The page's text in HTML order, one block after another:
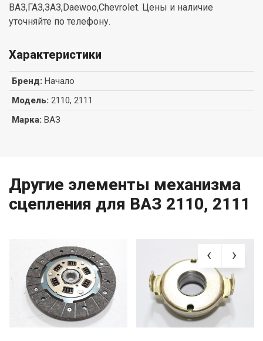
ВАЗ,ГАЗ,ЗАЗ,Daewoo,Chevrolet. Цены и наличие
уточняйте по телефону.
Характеристики
Бренд: Начало
Модель: 2110, 2111
Марка: ВАЗ
Другие элементы механизма
сцепления для ВАЗ 2110, 2111